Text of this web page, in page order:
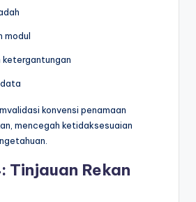
modul
ketergantungan
konvensi penamaan
mencegah ketidaksesuaian
Tinjauan Rekan